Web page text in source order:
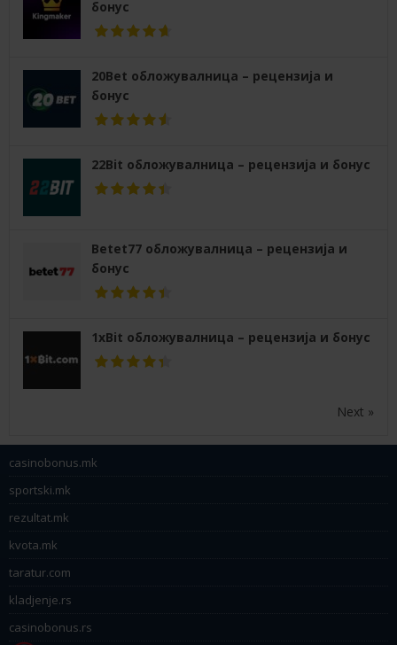
бонус
20Bet обложувалница – рецензија и
бонус
22Bit обложувалница – рецензија и бонус
Betet77 обложувалница – рецензија и
бонус
1xBit обложувалница – рецензија и бонус
Next »
casinobonus.mk
sportski.mk
rezultat.mk
kvota.mk
taratur.com
kladjenje.rs
casinobonus.rs